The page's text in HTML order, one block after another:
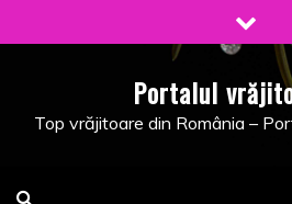
to
Portalul
Top vrăjitoare din România –